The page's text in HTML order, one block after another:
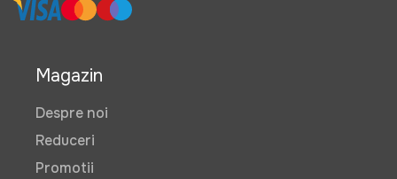
Magazin
Despre noi
Reduceri
Promotii